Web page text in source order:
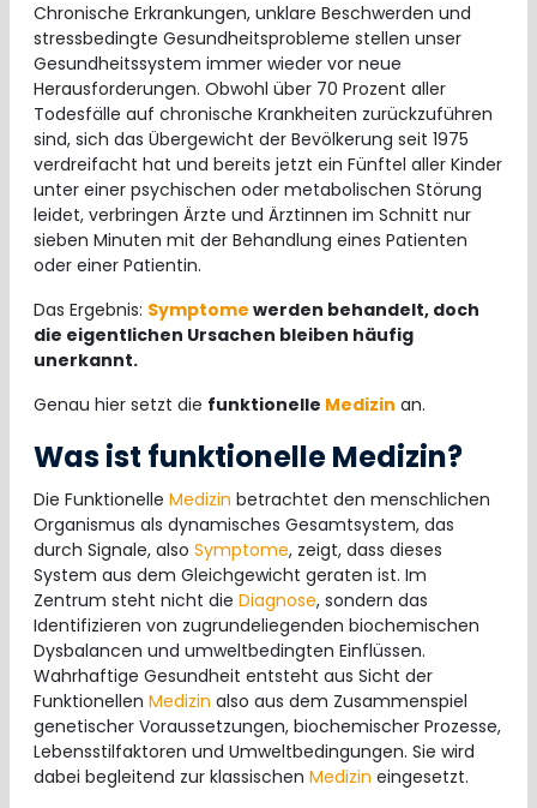
Chronische Erkrankungen, unklare Beschwerden und
stressbedingte Gesundheitsprobleme stellen unser
Gesundheitssystem immer wieder vor neue
Herausforderungen. Obwohl über 70 Prozent aller
Todesfälle auf chronische Krankheiten zurückzuführen
sind, sich das Übergewicht der Bevölkerung seit 1975
verdreifacht hat und bereits jetzt ein Fünftel aller Kinder
unter einer psychischen oder metabolischen Störung
leidet, verbringen Ärzte und Ärztinnen im Schnitt nur
sieben Minuten mit der Behandlung eines Patienten
oder einer Patientin.
Das Ergebnis: Symptome werden behandelt, doch
die eigentlichen Ursachen bleiben häufig
unerkannt.
Genau hier setzt die funktionelle Medizin an.
Was ist funktionelle Medizin?
Die Funktionelle Medizin betrachtet den menschlichen
Organismus als dynamisches Gesamtsystem, das
durch Signale, also Symptome, zeigt, dass dieses
System aus dem Gleichgewicht geraten ist. Im
Zentrum steht nicht die Diagnose, sondern das
Identifizieren von zugrundeliegenden biochemischen
Dysbalancen und umweltbedingten Einflüssen.
Wahrhaftige Gesundheit entsteht aus Sicht der
Funktionellen Medizin also aus dem Zusammenspiel
genetischer Voraussetzungen, biochemischer Prozesse,
Lebensstilfaktoren und Umweltbedingungen. Sie wird
dabei begleitend zur klassischen Medizin eingesetzt.